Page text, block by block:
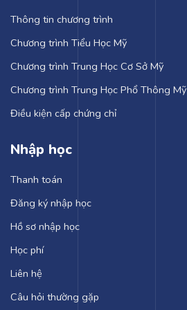
Thông tin chương trình
Chương trình Tiểu Học Mỹ
Chương trình Trung Học Cơ Sở Mỹ
Chương trình Trung Học Phổ Thông Mỹ
Điều kiện cấp chứng chỉ
Nhập học
Thanh toán
Đăng ký nhập học
Hồ sơ nhập học
Học phí
Liên hệ
Câu hỏi thường gặp